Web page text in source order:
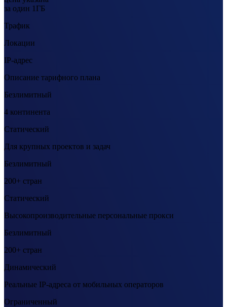
за один 1ГБ
Трафик
Локации
IP-адрес
Описание тарифного плана
Безлимитный
4 континента
Статический
Для крупных проектов и задач
Безлимитный
200+ стран
Статический
Высокопроизводительные персональные прокси
Безлимитный
200+ стран
Динамический
Реальные IP-адреса от мобильных операторов
Ограниченный